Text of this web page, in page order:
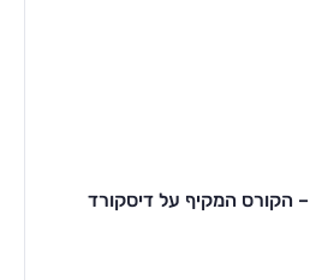
Discord NFTication – הקורס המקיף על דיסקורד